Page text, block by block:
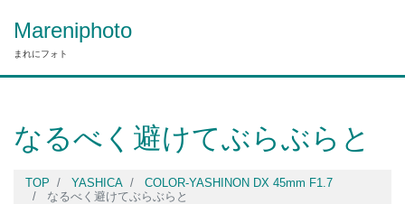
Mareniphoto
まれにフォト
なるべく避けてぶらぶらと
TOP YASHICA
COLOR-YASHINON DX 45mm F1.7
なるべく避けてぶらぶらと